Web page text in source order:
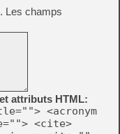
Les champs
attributs HTML:
<acronym
<cite>